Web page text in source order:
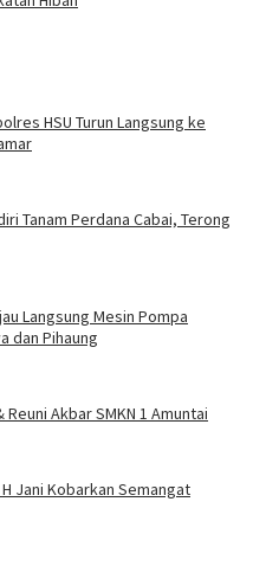
HSU Turun Langsung ke
Tanam Perdana Cabai, Terong
Langsung Mesin Pompa
dan Pihaung
Akbar SMKN 1 Amuntai
Jani Kobarkan Semangat